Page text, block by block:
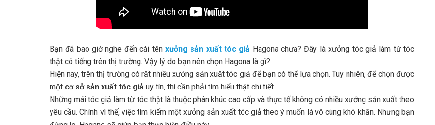
Bạn đã bao giờ nghe đến cái tên xưởng sản xuất tóc giả Hagona chưa? Đây là xưởng tóc giả làm từ tóc
thật có tiếng trên thị trường. Vậy lý do bạn nên chọn Hagona là gì?
Hiện nay, trên thị trường có rất nhiều xưởng sản xuất tóc giả để bạn có thể lựa chọn. Tuy nhiên, để chọn được
một cơ sở sản xuất tóc giả uy tín, thì cần phải tìm hiểu thật chi tiết.
Những mái tóc giả làm từ tóc thật là thuộc phân khúc cao cấp và thực tế không có nhiều xưởng sản xuất theo
yêu cầu. Chính vì thế, việc tìm kiếm một xưởng sản xuất tóc giả theo ý muốn là vô cùng khó khăn. Nhưng bạn